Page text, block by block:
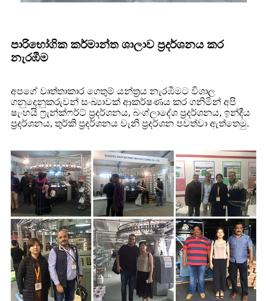
පාරිභෝගික කර්මාන්ත ශාලාව ප්‍රදර්ශනය කර
නැරඹීම
අපගේ වෘත්තාකාර ගෙතුම් යන්ත්‍රය නැරඹීමට විශාල
ගනුදෙනුකරුවන් සංඛ්‍යාවක් ආකර්ෂණය කර ගනිමින් අපි
ෂැංහයි ෆ්‍රැන්ක්ෆර්ට් ප්‍රදර්ශනය, බංග්ලාදේශ ප්‍රදර්ශනය, ඉන්දීය
ප්‍රදර්ශනය, තුර්කි ප්‍රදර්ශනය වැනි ප්‍රදර්ශන පවත්වා ඇත්තෙමු.